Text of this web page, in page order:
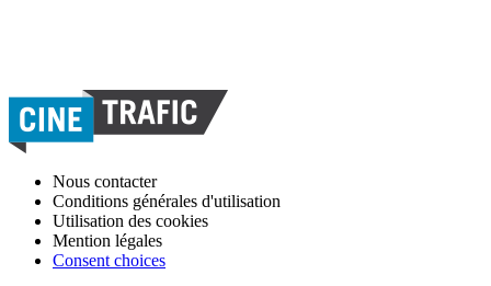
Nous contacter
Conditions générales d'utilisation
Utilisation des cookies
Mention légales
Consent choices